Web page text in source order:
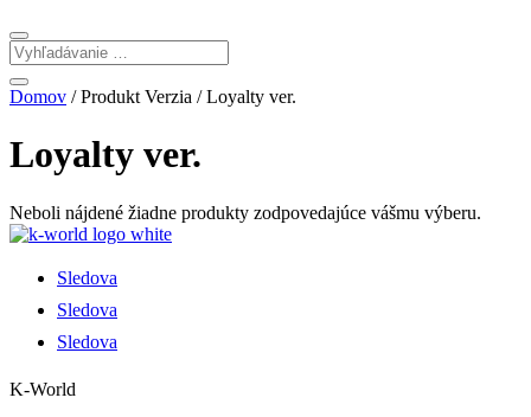
Domov / Produkt Verzia / Loyalty ver.
Loyalty ver.
Neboli nájdené žiadne produkty zodpovedajúce vášmu výberu.
Sledova
Sledova
Sledova
K-World